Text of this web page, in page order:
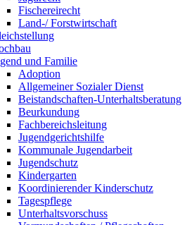
Fischereirecht
Land-/ Forstwirtschaft
und Familie
Adoption
Allgemeiner Sozialer Dienst
Beistandschaften-Unterhaltsberatung
Beurkundung
Fachbereichsleitung
Jugendgerichtshilfe
Kommunale Jugendarbeit
Jugendschutz
Kindergarten
Koordinierender Kinderschutz
Tagespflege
Unterhaltsvorschuss